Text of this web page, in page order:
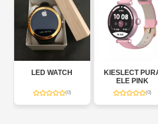
LED WATCH
(0)
KIESLECT PURA
ELE PINK
(0)